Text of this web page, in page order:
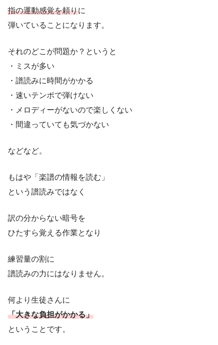
指の運動感覚を頼りに
弾いていることになります。
それのどこが問題か？というと
・ミスが多い
・譜読みに時間がかかる
・速いテンポで弾けない
・メロディーがないので楽しくない
・間違っていても気づかない
などなど。
もはや「楽譜の情報を読む」
という譜読みではなく
訳の分からない暗号を
ひたすら覚える作業となり
練習量の割に
譜読みの力にはなりません。
何より生徒さんに
「大きな負担がかかる」
ということです。